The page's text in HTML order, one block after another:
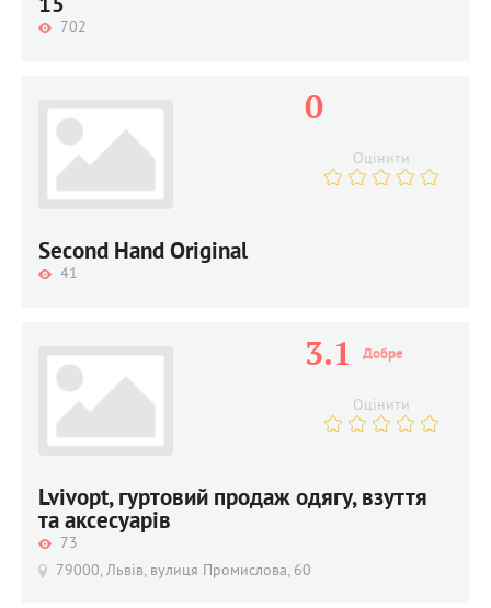
15
702
Second Hand Original
41
0
Оцінити
Lvivopt, гуртовий продаж одягу, взуття
та аксесуарів
73
79000, Львів, вулиця Промислова, 60
3.1 Добре
Оцінити